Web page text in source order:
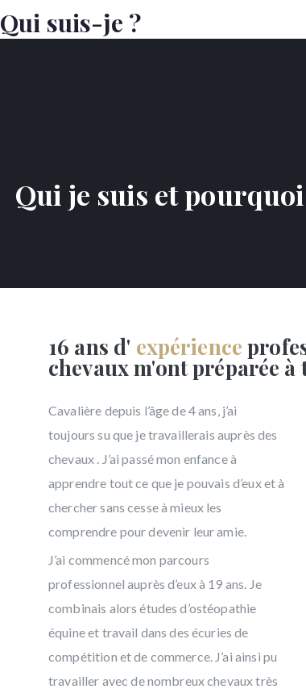
Qui suis-je ?
Qui je suis et
16 ans d' expérience
chevaux m'ont préparée
Cavalière depuis l’âge de 4 ans, j’ai
toujours su que je travaillerais auprès des
chevaux . J’ai passé mon enfance à
apprendre tout ce que je pouvais d’eux et à
chercher sans cesse à mieux les
comprendre pour devenir leur amie.
J’ai commencé mon parcours
professionnel auprès d’eux à 19 ans. Je
combinais alors études d’ostéopathie
équine et travail dans des écuries de
compétition et de commerce. J’ai ainsi pu
travailler avec de nombreux chevaux très